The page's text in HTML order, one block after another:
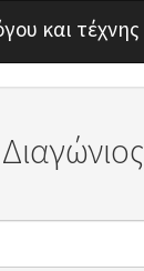
και τέχνης